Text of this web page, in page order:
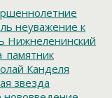
неуважение к
Нижнеленинский
Канделя
звезда